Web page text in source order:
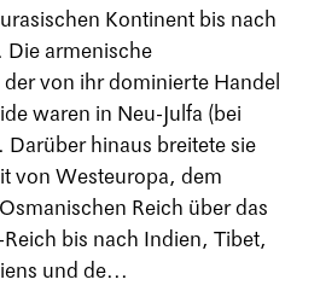
Kontinent bis nach
Die armenische
von ihr dominierte Handel
waren in Neu-Julfa (bei
Darüber hinaus breitete sie
von Westeuropa, dem
Reich über das
bis nach Indien, Tibet,
und de...